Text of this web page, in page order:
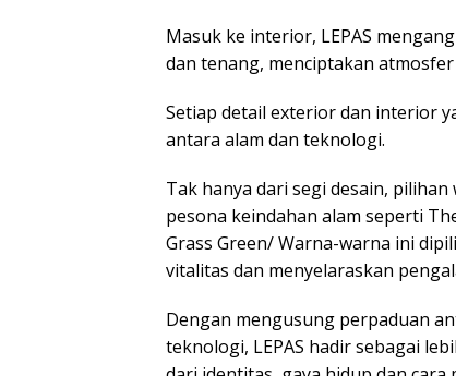
Masuk ke interior, LEPAS
dan tenang, menciptakan
Setiap detail exterior dan interior
antara alam dan teknologi.
Tak hanya dari segi desain,
pesona keindahan alam seperti
Grass Green/ Warna-warna ini
vitalitas dan menyelaraskan
Dengan mengusung perpaduan
teknologi, LEPAS hadir sebagai